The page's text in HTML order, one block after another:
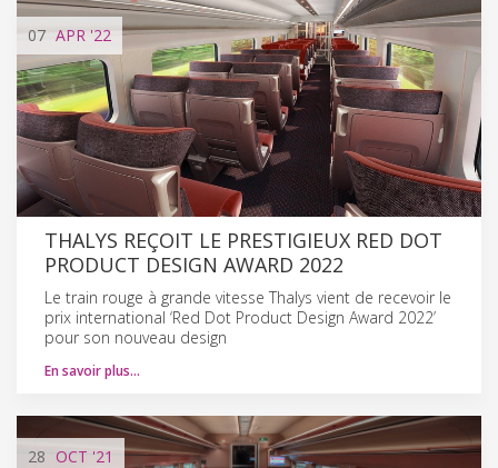
07 APR '22
THALYS REÇOIT LE PRESTIGIEUX RED DOT
PRODUCT DESIGN AWARD 2022
Le train rouge à grande vitesse Thalys vient de recevoir le
prix international ‘Red Dot Product Design Award 2022’
pour son nouveau design
En savoir plus…
28 OCT '21